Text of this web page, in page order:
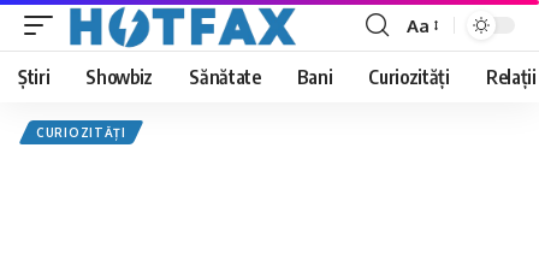
Font
Resizer
Aa
Știri Showbiz Sănătate Bani Curiozități Relații
CURIOZITĂȚI